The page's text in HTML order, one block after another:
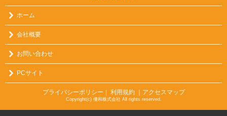
ホーム
会社概要
お問い合わせ
PCサイト
プライバシーポリシー ｜ 利用規約 ｜アクセスマップ
Copyright(c) 優和株式会社 All rights reserved.